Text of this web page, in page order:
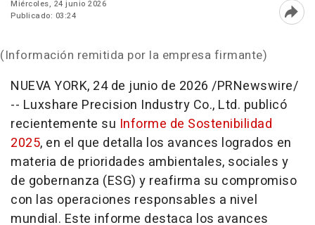
Miércoles, 24 junio 2026
Publicado: 03:24
(Información remitida por la empresa firmante)
NUEVA YORK, 24 de junio de 2026 /PRNewswire/
-- Luxshare Precision Industry Co., Ltd. publicó
recientemente su Informe de Sostenibilidad
2025, en el que detalla los avances logrados en
materia de prioridades ambientales, sociales y
de gobernanza (ESG) y reafirma su compromiso
con las operaciones responsables a nivel
mundial. Este informe destaca los avances